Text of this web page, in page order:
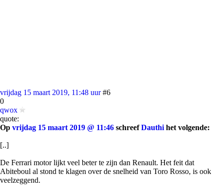
vrijdag 15 maart 2019, 11:48 uur #6
0
qwox
quote:
Op vrijdag 15 maart 2019 @ 11:46 schreefDauthi het volgende:
[..]
De Ferrari motor lijkt veel beter te zijn dan Renault. Het feit dat
Abiteboul al stond te klagen over de snelheid van Toro Rosso, is ook
veelzeggend.